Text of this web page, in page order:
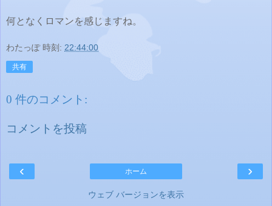
何となくロマンを感じますね。
わたっぽ 時刻: 22:44:00
共有
0 件のコメント:
コメントを投稿
‹ ›
ホーム
ウェブ バージョンを表示